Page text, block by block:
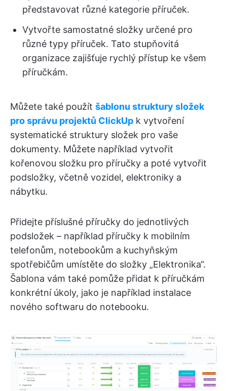
představovat různé kategorie příruček.
Vytvořte samostatné složky určené pro
různé typy příruček. Tato stupňovitá
organizace zajišťuje rychlý přístup ke všem
příručkám.
Můžete také použít šablonu struktury složek
pro správu projektů ClickUp k vytvoření
systematické struktury složek pro vaše
dokumenty. Můžete například vytvořit
kořenovou složku pro příručky a poté vytvořit
podsložky, včetně vozidel, elektroniky a
nábytku.
Přidejte příslušné příručky do jednotlivých
podsložek – například příručky k mobilním
telefonům, notebookům a kuchyňským
spotřebičům umístěte do složky „Elektronika“.
Šablona vám také pomůže přidat k příručkám
konkrétní úkoly, jako je například instalace
nového softwaru do notebooku.